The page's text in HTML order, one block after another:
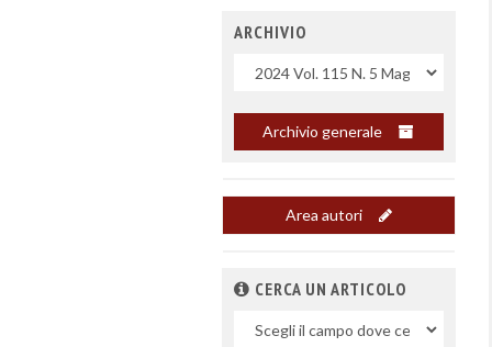
ARCHIVIO
Uscite
Archivio generale
Area autori
CERCA UN ARTICOLO
Nel